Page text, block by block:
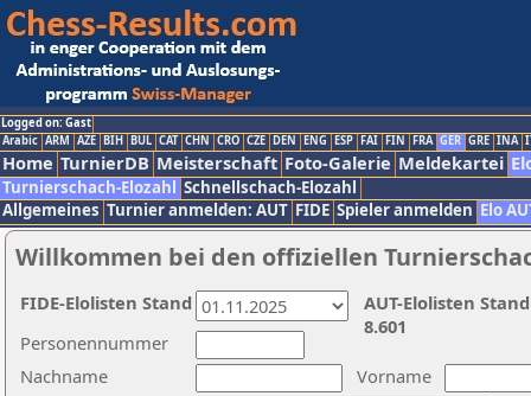
Logged on: Gast
Arabic ARM AZE BIH BUL CAT CHN CRO CZE DEN ENG ESP FAI FIN FRA GER GRE INA
Home TurnierDB Meisterschaft Foto-Galerie Meldekartei
Turnierschach-Elozahl Schnellschach-Elozahl
Allgemeines Turnier anmelden: AUT FIDE Spieler anmelden Elo
Willkommen bei den offiziellen
Nachname
Vorname
Personennummer
AUT-Elolisten
8.601
FIDE-Elolisten Stand